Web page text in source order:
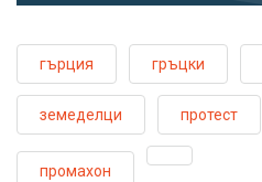
гърция гръцки
земеделци протест
промахон